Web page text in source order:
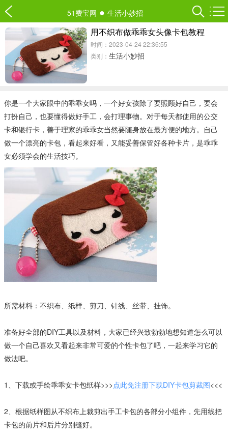
51费宝网 ● 生活小妙招
用不织布做乖乖女头像卡包教程
时间：2023-04-24 22:36:55
类别： 生活小妙招
你是一个大家眼中的乖乖女吗，一个好女孩除了要照顾好自己，要会
打扮自己，也要懂得做好手工，会打理事物。对于每天都使用的公交
卡和银行卡，善于理家的乖乖女当然要随身放在最方便的地方。自己
做一个漂亮的卡包，看起来好看，又能妥善保管好各种卡片，是乖乖
女必须学会的生活技巧。
所需材料：不织布、纸样、剪刀、针线、丝带、挂饰。
准备好全部的DIY工具以及材料，大家已经兴致勃勃地想知道怎么可以
做一个自己喜欢又看起来非常可爱的个性卡包了吧，一起来学习它的
做法吧。
1、下载或手绘乖乖女卡包纸样>>>点此免注册下载DIY卡包剪裁图<<<
2、根据纸样图从不织布上裁剪出手工卡包的各部分小组件，先用线把
卡包的前片和后片分别缝好。